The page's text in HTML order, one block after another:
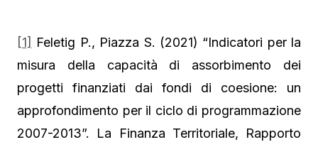
[1] Feletig P., Piazza S. (2021) “Indicatori per la
misura della capacità di assorbimento dei
progetti finanziati dai fondi di coesione: un
approfondimento per il ciclo di programmazione
2007-2013”. La Finanza Territoriale, Rapporto